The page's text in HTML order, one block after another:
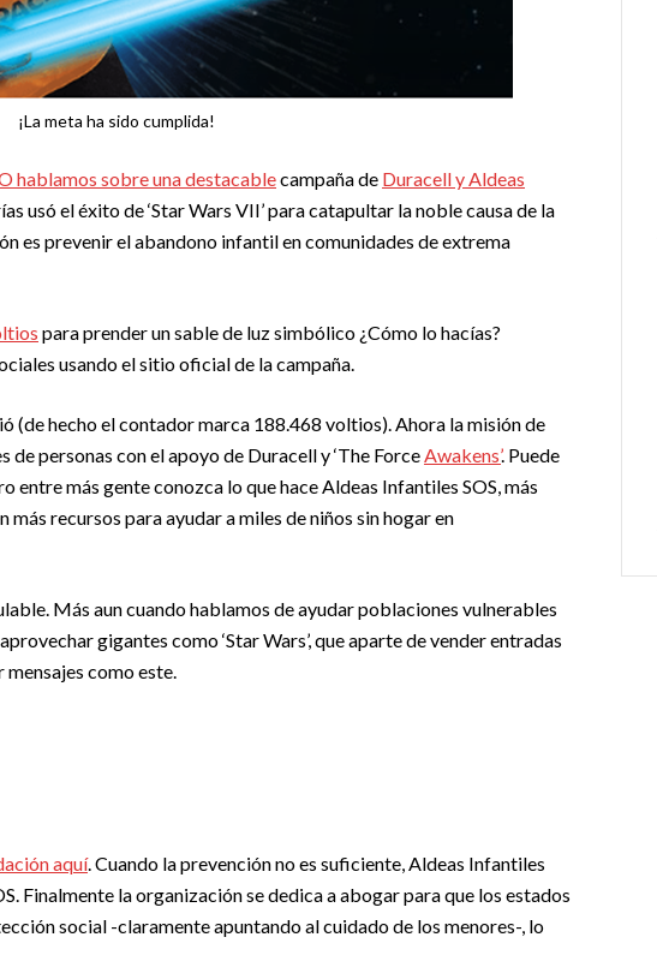
¡La meta ha sido cumplida!
hablamos sobre una destacablecampaña de Duracell y Aldeas
usó el éxito de ‘Star Wars VII’ para catapultar la noble causa de la
es prevenir el abandono infantil en comunidades de extrema
para prender un sable de luz simbólico ¿Cómo lo hacías?
usando el sitio oficial de la campaña.
(de hecho el contador marca 188.468 voltios). Ahora la misión de
personas con el apoyo de Duracell y ‘The ForceAwakens’. Puede
entre más gente conozca lo que hace Aldeas Infantiles SOS, más
recursos para ayudar a miles de niños sin hogar en
Más aun cuando hablamos de ayudar poblaciones vulnerables
gigantes como ‘Star Wars’, que aparte de vender entradas
mensajes como este.
aquí. Cuando la prevención no es suficiente, Aldeas Infantiles
Finalmente la organización se dedica a abogar para que los estados
social -claramente apuntando al cuidado de los menores-, lo